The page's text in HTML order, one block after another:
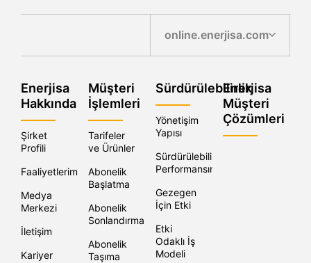
online.enerjisa.com
Enerjisa
Hakkında
Şirket
Profili
Faaliyetlerimiz
Medya
Merkezi
İletişim
Kariyer
Müşteri
İşlemleri
Tarifeler
ve Ürünler
Abonelik
Başlatma
Abonelik
Sonlandırma
Abonelik
Taşıma
Sürdürülebilirlik
Yönetişim
Yapısı
Sürdürülebilirlik
Performansımız
Gezegen
İçin Etki
Etki
Odaklı İş
Modeli
Enerjisa
Müşteri
Çözümleri